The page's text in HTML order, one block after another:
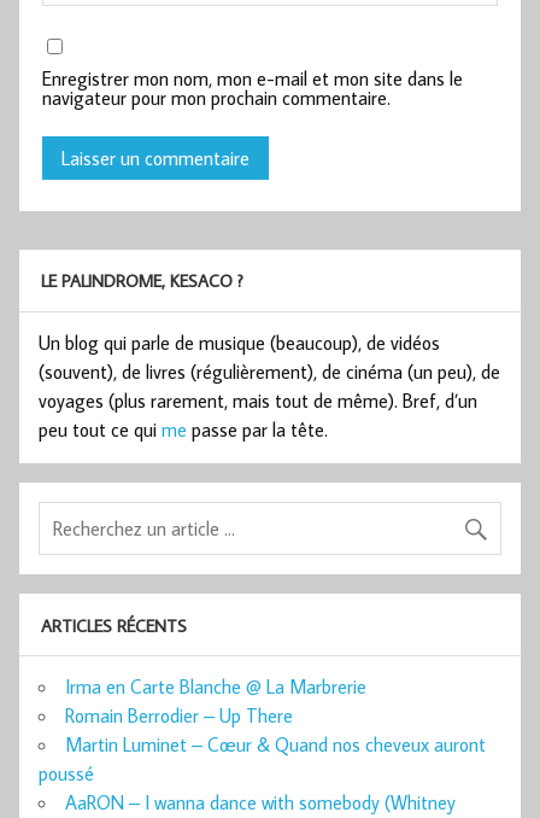
Enregistrer mon nom, mon e-mail et mon site dans le
navigateur pour mon prochain commentaire.
LE PALINDROME, KESACO ?
Un blog qui parle de musique (beaucoup), de vidéos
(souvent), de livres (régulièrement), de cinéma (un peu), de
voyages (plus rarement, mais tout de même). Bref, d’un
peu tout ce qui me passe par la tête.
ARTICLES RÉCENTS
Irma en Carte Blanche @ La Marbrerie
Romain Berrodier – Up There
Martin Luminet – Cœur & Quand nos cheveux auront
poussé
AaRON – I wanna dance with somebody (Whitney